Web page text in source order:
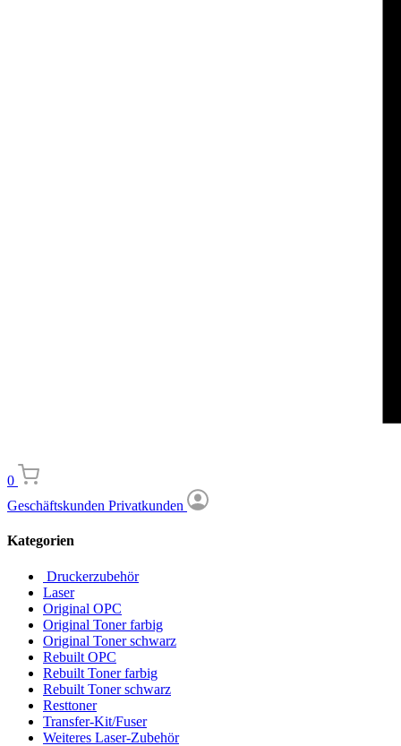
0
Geschäftskunden Privatkunden
Kategorien
Druckerzubehör
Laser
Original OPC
Original Toner farbig
Original Toner schwarz
Rebuilt OPC
Rebuilt Toner farbig
Rebuilt Toner schwarz
Resttoner
Transfer-Kit/Fuser
Weiteres Laser-Zubehör